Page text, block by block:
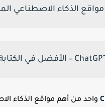
واحد من أهم مواقع الذكاء